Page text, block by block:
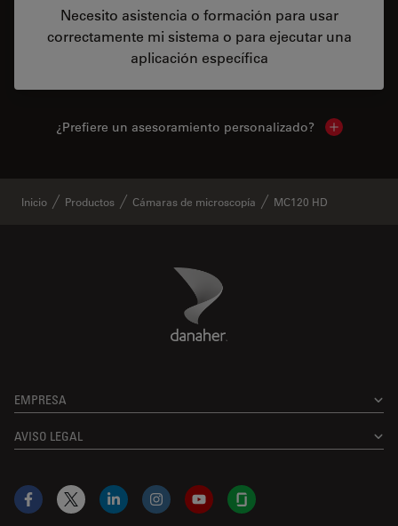
Necesito asistencia o formación para usar
correctamente mi sistema o para ejecutar una
aplicación específica
¿Prefiere un asesoramiento personalizado? Show local
Inicio Productos Cámaras de microscopía MC120 HD
Danaher Logo
EMPRESA
AVISO LEGAL
Facebook
X LinkedInInstagramYouTubeGlassdoor